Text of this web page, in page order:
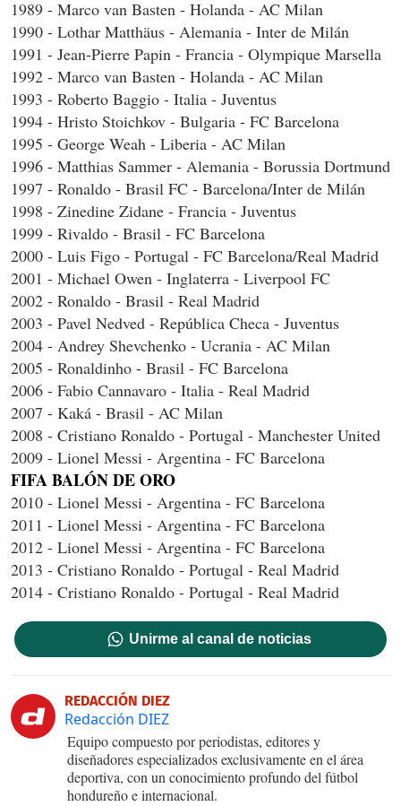
1989 - Marco van Basten - Holanda - AC Milan
1990 - Lothar Matthäus - Alemania - Inter de Milán
1991 - Jean-Pierre Papin - Francia - Olympique Marsella
1992 - Marco van Basten - Holanda - AC Milan
1993 - Roberto Baggio - Italia - Juventus
1994 - Hristo Stoichkov - Bulgaria - FC Barcelona
1995 - George Weah - Liberia - AC Milan
1996 - Matthias Sammer - Alemania - Borussia Dortmund
1997 - Ronaldo - Brasil FC - Barcelona/Inter de Milán
1998 - Zinedine Zidane - Francia - Juventus
1999 - Rivaldo - Brasil - FC Barcelona
2000 - Luis Figo - Portugal - FC Barcelona/Real Madrid
2001 - Michael Owen - Inglaterra - Liverpool FC
2002 - Ronaldo - Brasil - Real Madrid
2003 - Pavel Nedved - República Checa - Juventus
2004 - Andrey Shevchenko - Ucrania - AC Milan
2005 - Ronaldinho - Brasil - FC Barcelona
2006 - Fabio Cannavaro - Italia - Real Madrid
2007 - Kaká - Brasil - AC Milan
2008 - Cristiano Ronaldo - Portugal - Manchester United
2009 - Lionel Messi - Argentina - FC Barcelona
FIFA BALÓN DE ORO
2010 - Lionel Messi - Argentina - FC Barcelona
2011 - Lionel Messi - Argentina - FC Barcelona
2012 - Lionel Messi - Argentina - FC Barcelona
2013 - Cristiano Ronaldo - Portugal - Real Madrid
2014 - Cristiano Ronaldo - Portugal - Real Madrid
Unirme al canal de noticias
REDACCIÓN DIEZ
Redacción DIEZ
Equipo compuesto por periodistas, editores y
diseñadores especializados exclusivamente en el área
deportiva, con un conocimiento profundo del fútbol
hondureño e internacional.